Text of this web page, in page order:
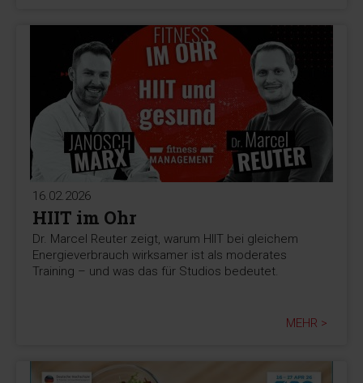
16.02.2026
HIIT im Ohr
Dr. Marcel Reuter zeigt, warum HIIT bei gleichem
Energieverbrauch wirksamer ist als moderates
Training – und was das für Studios bedeutet.
MEHR >